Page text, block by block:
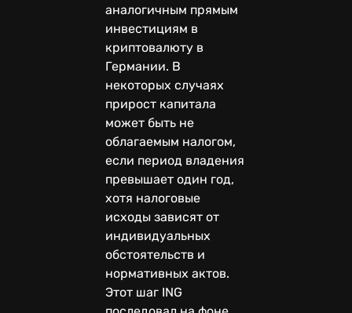
аналогичным прямым
инвестициям в
криптовалюту в
Германии. В
некоторых случаях
прирост капитала
может быть не
облагаемым налогом,
если период владения
превышает один год,
хотя налоговые
исходы зависят от
индивидуальных
обстоятельств и
нормативных актов.
Этот шаг ING